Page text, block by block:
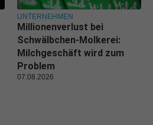
UNTERNEHMEN
Millionenverlust bei
Schwälbchen-Molkerei:
Milchgeschäft wird zum
Problem
07.08.2026